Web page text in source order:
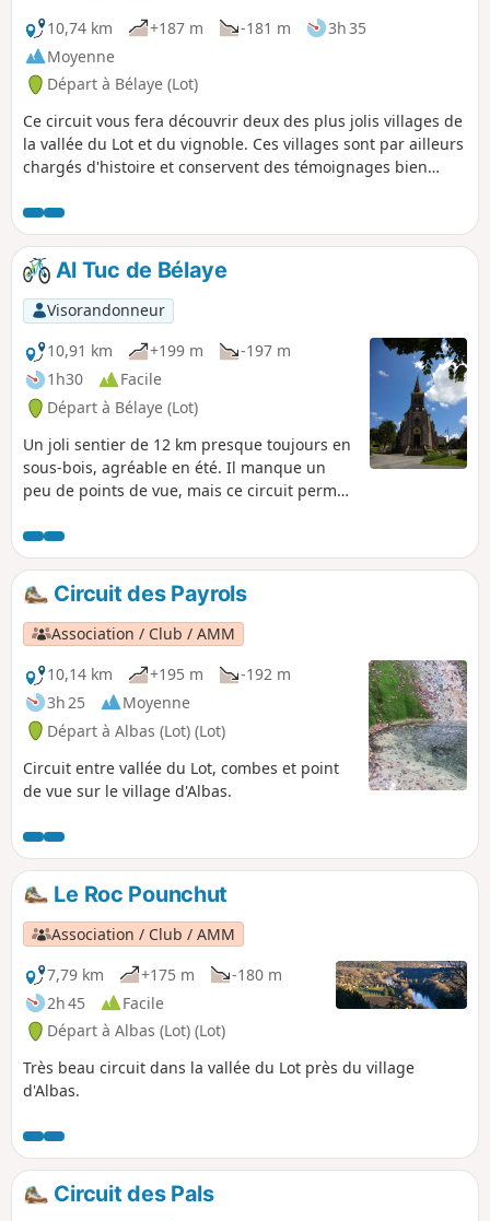
10,74 km
+187 m -181 m
3h 35
Moyenne
Départ à Bélaye (Lot)
Ce circuit vous fera découvrir deux des plus jolis villages de
la vallée du Lot et du vignoble. Ces villages sont par ailleurs
chargés d'histoire et conservent des témoignages bien
Al Tuc de Bélaye
Visorandonneur
10,91 km
+199 m
-197 m
1h30
Facile
Départ à Bélaye (Lot)
Un joli sentier de 12 km presque toujours en
sous-bois, agréable en été. Il manque un
peu de points de vue, mais ce circuit permet
fois au Tuc, on aperçoit le Lot à nos pieds.
Circuit des Payrols
Association / Club / AMM
10,14 km
+195 m
-192 m
3h 25
Moyenne
Départ à Albas (Lot) (Lot)
Circuit entre vallée du Lot, combes et point
de vue sur le village d'Albas.
Le Roc Pounchut
Association / Club / AMM
7,79 km
+175 m
-180 m
2h 45
Facile
Départ à Albas (Lot) (Lot)
Très beau circuit dans la vallée du Lot près du village
d'Albas.
Circuit des Pals